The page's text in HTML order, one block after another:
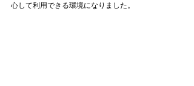
心して利用できる環境になりました。